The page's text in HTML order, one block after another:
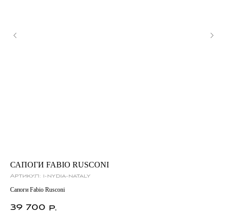
САПОГИ FABIO RUSCONI
Артикул: i-nydia-nataly
Сапоги Fabio Rusconi
39 700 р.